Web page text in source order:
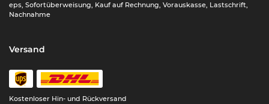
eps, Sofortüberweisung, Kauf auf Rechnung, Vorauskasse, Lastschrift,
Nachnahme
Versand
Kostenloser Hin- und Rückversand